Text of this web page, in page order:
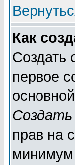
Как
Создать
первое
Создать
прав на
минимум